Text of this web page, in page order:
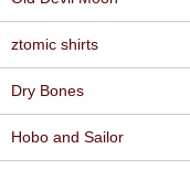
ztomic shirts
Dry Bones
Hobo and Sailor